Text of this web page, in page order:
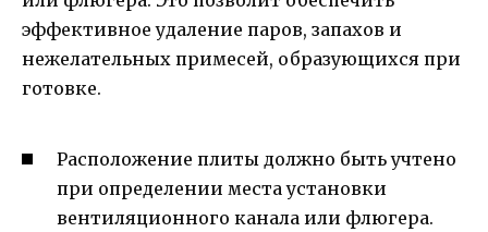
эффективное удаление паров, запахов и
нежелательных примесей, образующихся при
готовке.
Расположение плиты должно быть учтено
при определении места установки
вентиляционного канала или флюгера.